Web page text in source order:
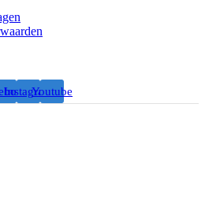
InstagramYoutube